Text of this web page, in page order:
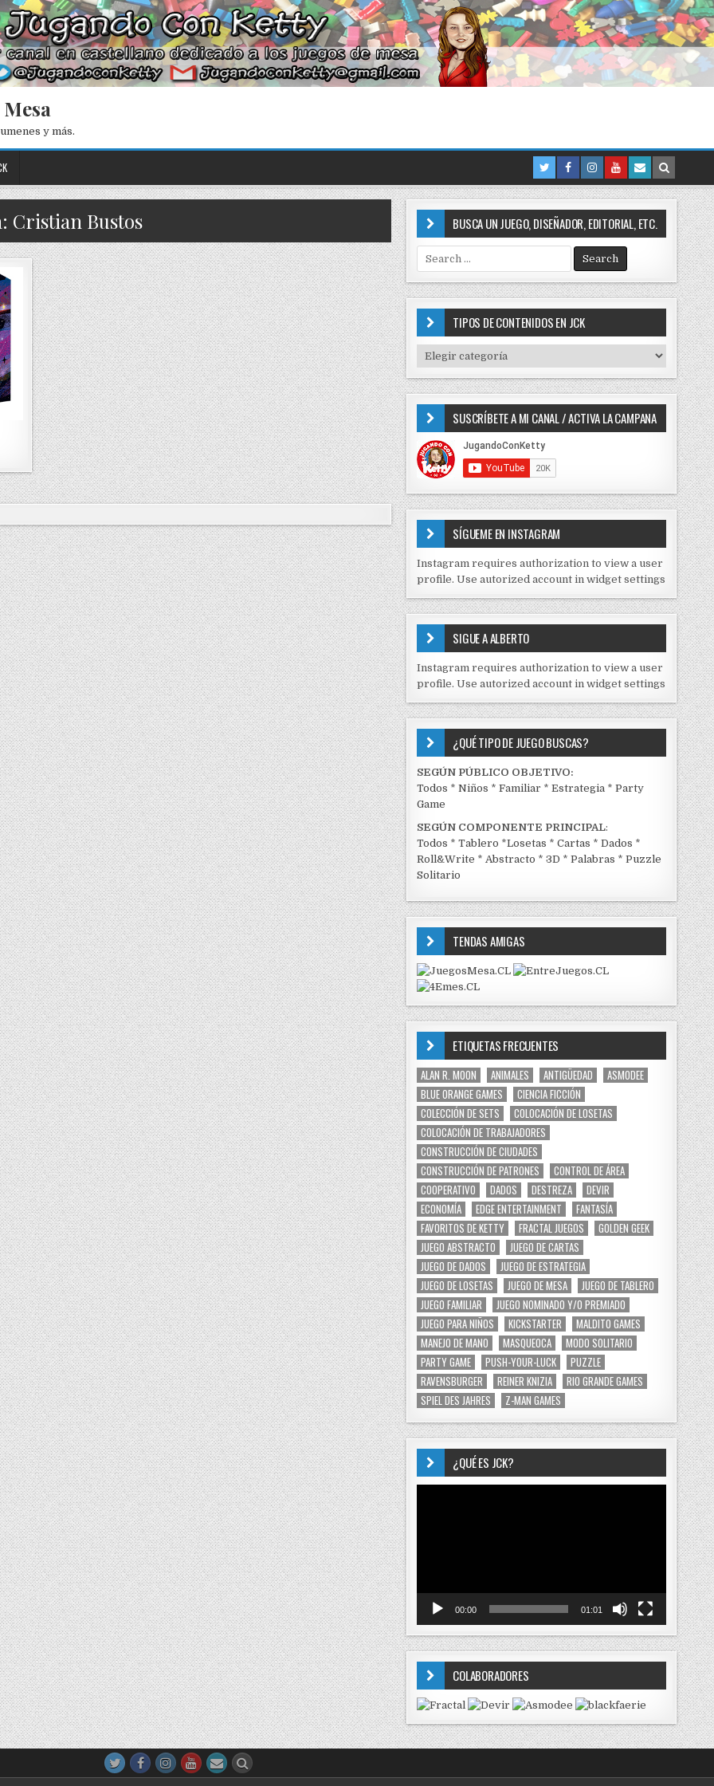
y más.
Cristian Bustos BUSCA UN JUEGO, DISEÑADOR, EDITORIAL, ETC.
e
a
r
o
r
:
TIPOS DE CONTENIDOS EN JCK
I
P
D
E
C
N
T
I
D
S
E
J
C
K
SUSCRÍBETE A MI CANAL / ACTIVA LA CAMPANA
SÍGUEME EN INSTAGRAM
Instagram requires authorization to view a user
profile. Use autorized account in widget settings
SIGUE A ALBERTO
Instagram requires authorization to view a user
profile. Use autorized account in widget settings
¿QUÉ TIPO DE JUEGO BUSCAS?
SEGÚN PÚBLICO OBJETIVO:
Todos *Niños *Familiar *Estrategia *Party
Game
SEGÚN COMPONENTE PRINCIPAL:
Todos *Tablero *Losetas *Cartas *Dados *
Roll&Write *Abstracto *3D *Palabras *Puzzle
Solitario
TENDAS AMIGAS
ETIQUETAS FRECUENTES
ALAN R. MOON ANIMALES ANTIGÜEDAD
ASMODEE
BLUE ORANGE GAMES
CIENCIA FICCIÓN
COLECCIÓN DE SETS
COLOCACIÓN DE LOSETAS
COLOCACIÓN DE TRABAJADORES
CONSTRUCCIÓN DE CIUDADES
CONSTRUCCIÓN DE PATRONES
CONTROL DE ÁREA
COOPERATIVO
DADOS DESTREZA
DEVIR
ECONOMÍA
EDGE ENTERTAINMENT
FANTASÍA
FAVORITOS DE KETTY
FRACTAL JUEGOS
GOLDEN GEEK
JUEGO ABSTRACTO
JUEGO DE CARTAS
JUEGO DE DADOS
JUEGO DE ESTRATEGIA
JUEGO DE LOSETAS
JUEGO DE MESA
JUEGO DE TABLERO
JUEGO FAMILIAR
JUEGO NOMINADO Y/O PREMIADO
JUEGO PARA NIÑOS
KICKSTARTER
MALDITO GAMES
MANEJO DE MANO
MASQUEOCA
MODO SOLITARIO
PARTY GAME
PUSH-YOUR-LUCK
PUZZLE
RAVENSBURGER
REINER KNIZIA
RIO GRANDE GAMES
SPIEL DES JAHRES
Z-MAN GAMES
¿QUÉ ES JCK?
00:00 01:01
COLABORADORES